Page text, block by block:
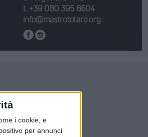
i cookie, e
per annunci